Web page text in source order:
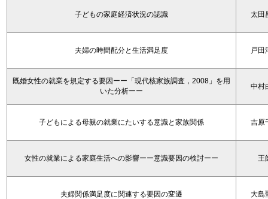
子どもの家庭経済状況の認識 太田
夫婦の時間配分と生活満足度 戸田
既婚女性の就業を規定する要因ーー「現代核家族調査，2008」を用
いた分析ーー
中村
子どもによる母親の就業にたいする意識と家族関係 吉原
女性の就業による家庭生活への影響ーー意識要因の検討ーー 王
夫婦関係満足度に関連する要因の変遷 大島